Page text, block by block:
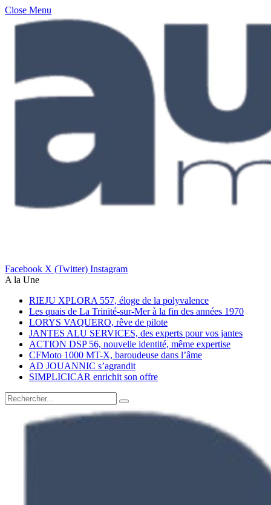
Close Menu
Facebook X (Twitter) Instagram
A la Une
RIEJU XPLORA 557, éloge de la polyvalence
Les quais de La Trinité-sur-Mer à la fin des années 1970
LORYS VAQUERO, rêve de pilote
JANTES ALU SERVICES, des experts pour vos jantes
ACTION DSP 56, nouvelle identité, même expertise
CFMoto 1000 MT-X, baroudeuse dans l’âme
AD JOUANNIC s’agrandit
SIMPLICICAR enrichit son offre